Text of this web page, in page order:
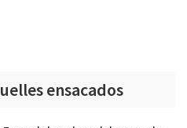
ensacados